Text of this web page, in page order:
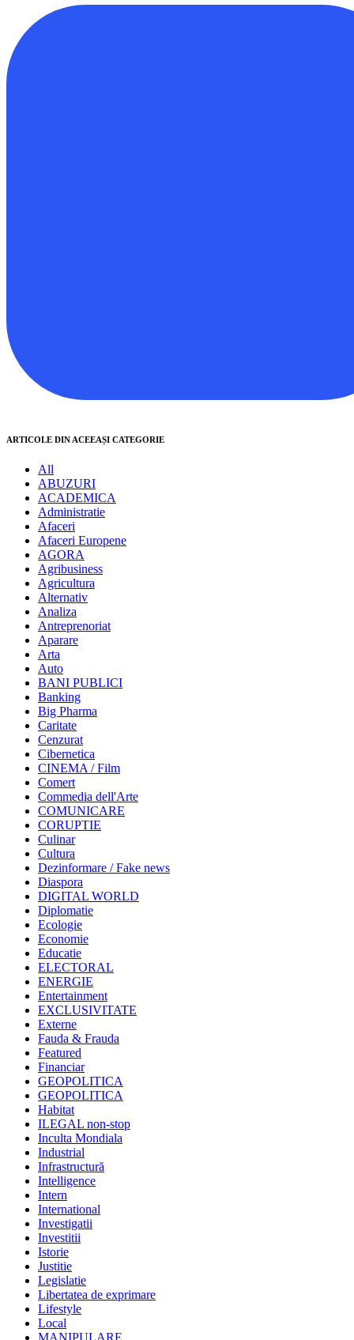
ARTICOLE DIN ACEEAȘI CATEGORIE
All
ABUZURI
ACADEMICA
Administratie
Afaceri
Afaceri Europene
AGORA
Agribusiness
Agricultura
Alternativ
Analiza
Antreprenoriat
Aparare
Arta
Auto
BANI PUBLICI
Banking
Big Pharma
Caritate
Cenzurat
Cibernetica
CINEMA / Film
Comert
Commedia dell'Arte
COMUNICARE
CORUPTIE
Culinar
Cultura
Dezinformare / Fake news
Diaspora
DIGITAL WORLD
Diplomatie
Ecologie
Economie
Educatie
ELECTORAL
ENERGIE
Entertainment
EXCLUSIVITATE
Externe
Fauda & Frauda
Featured
Financiar
GEOPOLITICA
GEOPOLITICA
Habitat
ILEGAL non-stop
Inculta Mondiala
Industrial
Infrastructură
Intelligence
Intern
International
Investigatii
Investitii
Istorie
Justitie
Legislatie
Libertatea de exprimare
Lifestyle
Local